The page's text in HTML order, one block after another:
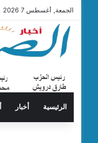
الجمعة, أغسطس 7 2026
الرئيسية أخبار